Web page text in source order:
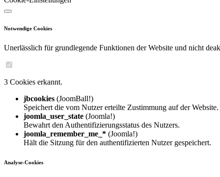
Notwendige Cookies
Unerlässlich für grundlegende Funktionen der Website und nicht
3 Cookies erkannt.
jbcookies (JoomBall!)
Speichert die vom Nutzer erteilte Zustimmung auf der Website.
joomla_user_state (Joomla!)
Bewahrt den Authentifizierungsstatus des Nutzers.
joomla_remember_me_* (Joomla!)
Hält die Sitzung für den authentifizierten Nutzer gespeichert.
Analyse-Cookies